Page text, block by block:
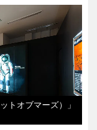
トオブマーズ）」